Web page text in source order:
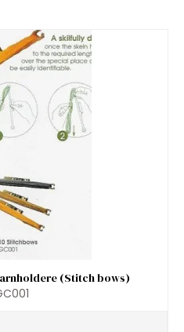
(Stitch bows)